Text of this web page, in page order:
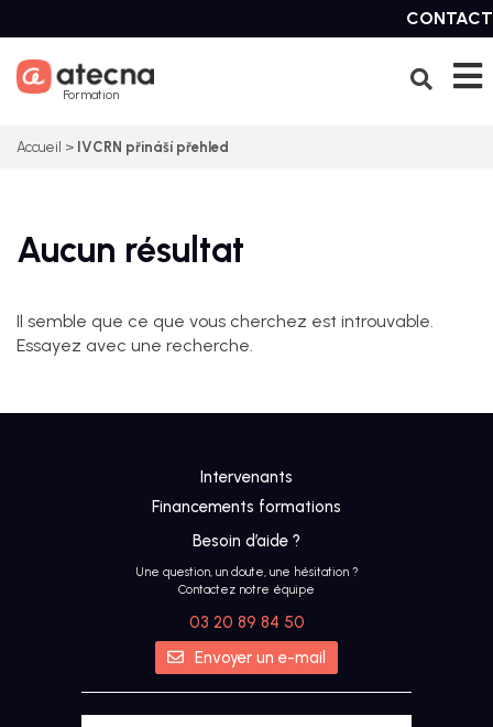
to
content
CONTACT
Formation
IA
UX &
Accueil > IVCRN přináší přehled
Aucun résultat
Il semble que ce que vous cherchez est introuvable.
Essayez avec une recherche.
Intervenants
Financements formations
Besoin d’aide ?
Une question, un doute, une hésitation ?
Contactez notre équipe
03 20 89 84 50
Envoyer un e-mail